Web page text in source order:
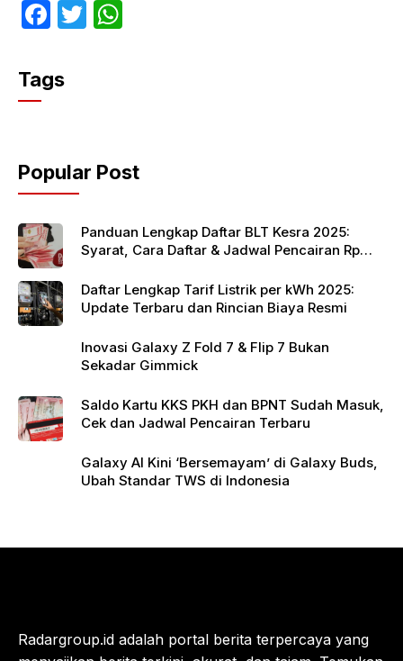
F
c
e
o
o
k
T
p
p
Tags
Popular Post
Panduan Lengkap Daftar BLT Kesra 2025:
Syarat, Cara Daftar & Jadwal Pencairan Rp
Daftar Lengkap Tarif Listrik per kWh 2025:
Update Terbaru dan Rincian Biaya Resmi
Inovasi Galaxy Z Fold 7 & Flip 7 Bukan
Sekadar Gimmick
Saldo Kartu KKS PKH dan BPNT Sudah Masuk,
Cek dan Jadwal Pencairan Terbaru
Galaxy AI Kini ‘Bersemayam’ di Galaxy Buds,
Ubah Standar TWS di Indonesia
Radargroup.id adalah portal berita terpercaya yang